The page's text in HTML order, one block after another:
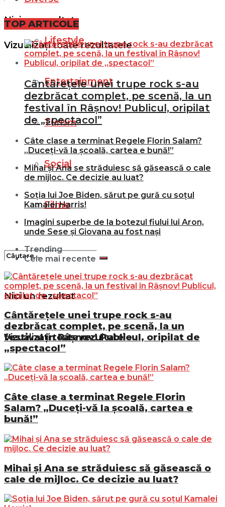
Nici un rezultat
Vizualizați toate rezultatele
Lifestyle
Entertainment
Turism
Social
Filme
Nici un rezultat
Vizualizați toate rezultatele
TOP ARTICOLE
Cântărețele unei trupe rock s-au
dezbrăcat complet, pe scenă, la un
festival în Râșnov! Publicul, oripilat
de „spectacol”
Câte clase a terminat Regele Florin Salam?
„Duceți-vă la școală, cartea e bună!”
Mihai și Ana se străduiesc să găsească o cale
de mijloc. Ce decizie au luat?
Soția lui Joe Biden, sărut pe gură cu soțul
Kamalei Harris!
Imagini superbe de la botezul fiului lui Aron,
unde Sese și Giovana au fost nași
Trending
Cele mai recente
Cântărețele unei trupe rock s-au
dezbrăcat complet, pe scenă, la un
festival în Râșnov! Publicul, oripilat de
„spectacol”
Câte clase a terminat Regele Florin
Salam? „Duceți-vă la școală, cartea e
bună!”
Mihai și Ana se străduiesc să găsească o
cale de mijloc. Ce decizie au luat?